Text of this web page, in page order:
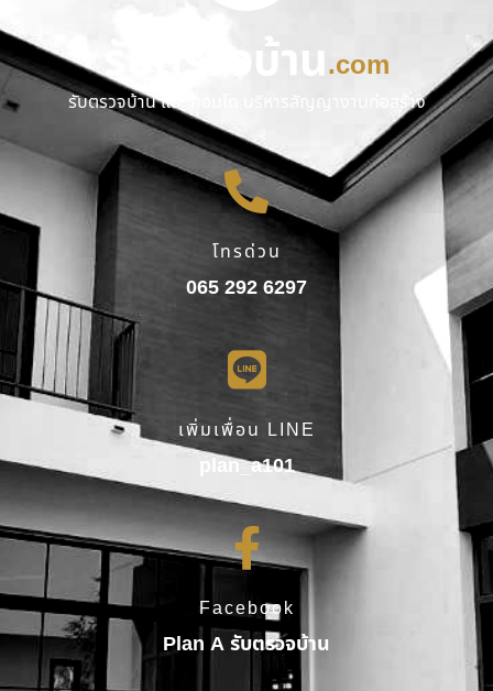
รับตรวจบ้าน.com
รับตรวจบ้าน และ คอนโด บริหารสัญญางานก่อสร้าง
โทรด่วน
065 292 6297
เพิ่มเพื่อน LINE
plan_a101
Facebook
Plan A รับตรวจบ้าน